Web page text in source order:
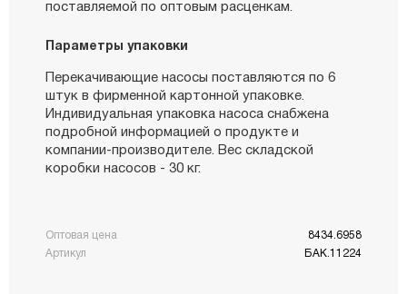
поставляемой по оптовым расценкам.
Параметры упаковки
Перекачивающие насосы поставляются по 6
штук в фирменной картонной упаковке.
Индивидуальная упаковка насоса снабжена
подробной информацией о продукте и
компании-производителе. Вес складской
коробки насосов - 30 кг.
Оптовая цена
8434.6958
Артикул
БАК.11224